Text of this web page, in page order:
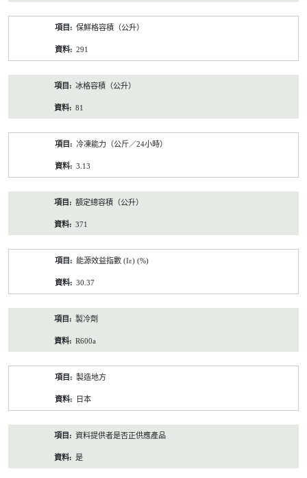
保鮮格容積（公升）
291
冰格容積（公升）
81
冷凍能力（公斤／24小時）
3.13
額定總容積（公升）
371
能源效益指數 (Iε) (%)
30.37
製冷劑
R600a
製造地方
日本
資料提供者是否正供應產品
是